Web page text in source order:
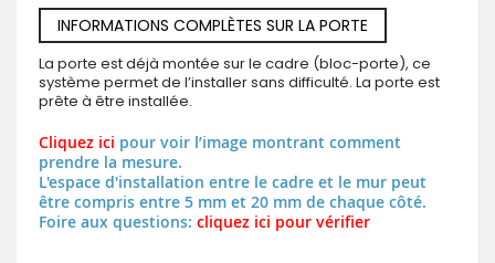
INFORMATIONS COMPLÈTES SUR LA PORTE
La porte est déjà montée sur le cadre (bloc-porte), ce
système permet de l’installer sans difficulté. La porte est
prête à être installée.
Cliquez ici pour voir l’image montrant comment
prendre la mesure.
L'espace d'installation entre le cadre et le mur peut
être compris entre 5 mm et 20 mm de chaque côté.
Foire aux questions: cliquez ici pour vérifier